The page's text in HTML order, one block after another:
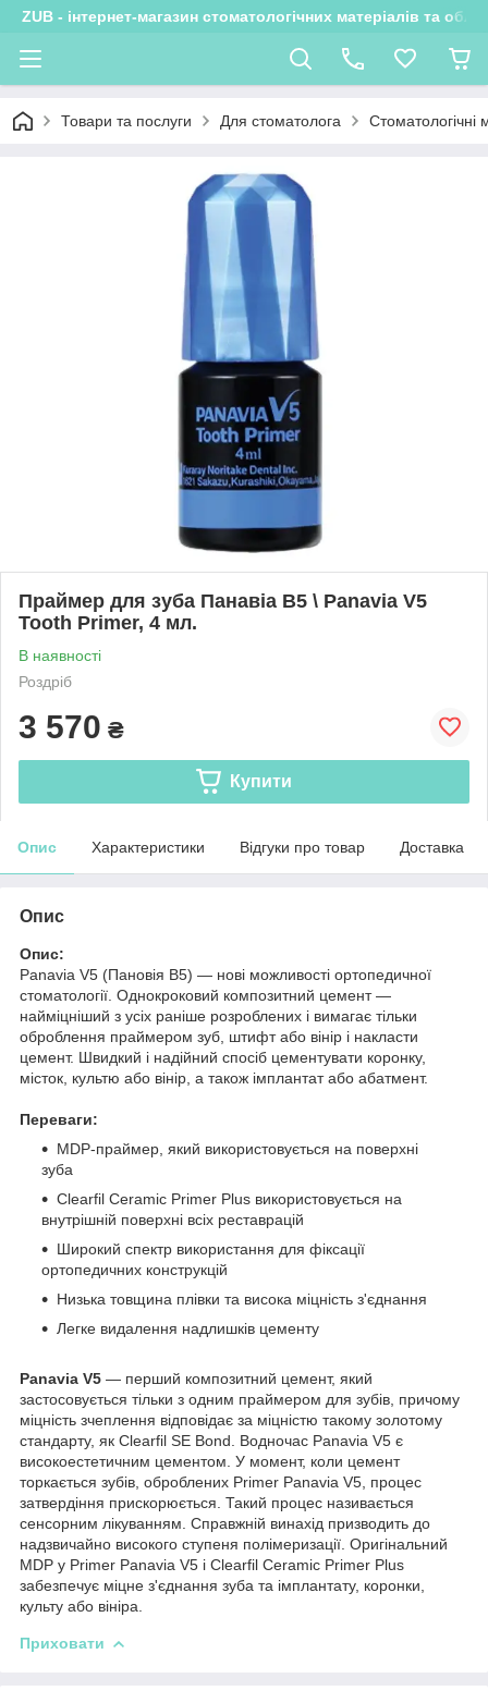
ZUB - інтернет-магазин стоматологічних матеріалів та
Товари та послуги Для стоматолога Стоматологічні
Праймер для зуба Панавіа В5 \ Panavia V5
Tooth Primer, 4 мл.
В наявності
Роздріб
3 570 ₴
Купити
Опис Характеристики Відгуки про товар Доставка
Опис
Опис:
Panavia V5 (Пановія В5) — нові можливості ортопедичної
стоматології. Однокроковий композитний цемент —
найміцніший з усіх раніше розроблених і вимагає тільки
оброблення праймером зуб, штифт або вінір і накласти
цемент. Швидкий і надійний спосіб цементувати коронку,
місток, культю або вінір, а також імплантат або абатмент.
Переваги:
MDP-праймер, який використовується на поверхні
зуба
Clearfil Ceramic Primer Plus використовується на
внутрішній поверхні всіх реставрацій
Широкий спектр використання для фіксації
ортопедичних конструкцій
Низька товщина плівки та висока міцність з'єднання
Легке видалення надлишків цементу
Panavia V5 — перший композитний цемент, який
застосовується тільки з одним праймером для зубів, причому
міцність зчеплення відповідає за міцністю такому золотому
стандарту, як Clearfil SE Bond. Водночас Panavia V5 є
високоестетичним цементом. У момент, коли цемент
торкається зубів, оброблених Primer Panavia V5, процес
затвердіння прискорюється. Такий процес називається
сенсорним лікуванням. Справжній винахід призводить до
надзвичайно високого ступеня полімеризації. Оригінальний
MDP у Primer Panavia V5 і Clearfil Ceramic Primer Plus
забезпечує міцне з'єднання зуба та імплантату, коронки,
культу або вініра.
Приховати